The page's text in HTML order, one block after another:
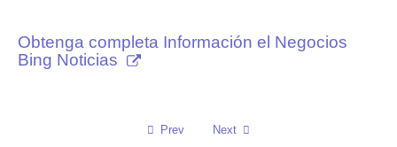
Press Releases
Obtenga completa Información el Negocios
Bing Noticias
Prev Next